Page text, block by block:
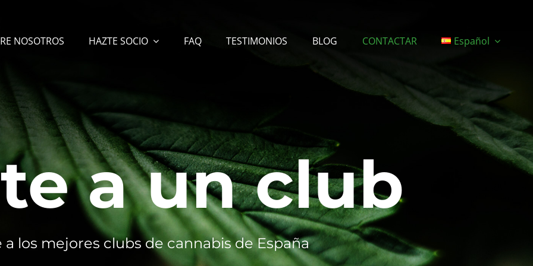
NOSOTROS HAZTE SOCIO FAQ TESTIMONIOS BLOG CONTACTAR Español
a un club
a los mejores clubs de cannabis de España